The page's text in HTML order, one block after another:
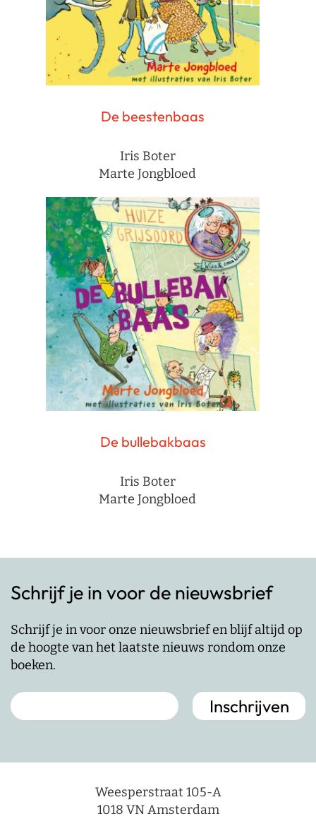
De beestenbaas
Iris Boter
Marte Jongbloed
De bullebakbaas
Iris Boter
Marte Jongbloed
Schrijf je in voor de nieuwsbrief
Schrijf je in voor onze nieuwsbrief en blijf altijd op
de hoogte van het laatste nieuws rondom onze
boeken.
Weesperstraat 105-A
1018 VN Amsterdam